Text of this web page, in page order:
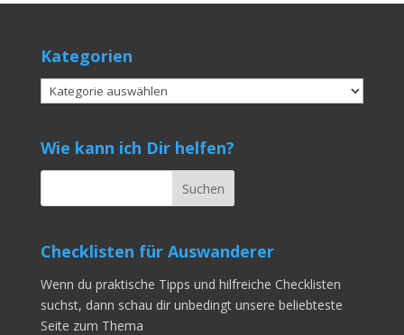
Kategorien
Kategorien
Wie kann ich Dir helfen?
Checklisten für Auswanderer
Wenn du praktische Tipps und hilfreiche Checklisten
suchst, dann schau dir unbedingt unsere beliebteste
Seite zum Thema